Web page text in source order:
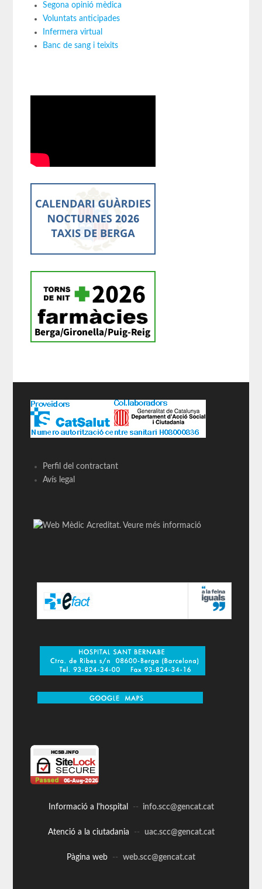
Segona opinió mèdica
Voluntats anticipades
Infermera virtual
Banc de sang i teixits
Perfil del contractant
Avís legal
Informació a l'hospital -- info.scc@gencat.cat
Atenció a la ciutadania -- uac.scc@gencat.cat
Pàgina web -- web.scc@gencat.cat